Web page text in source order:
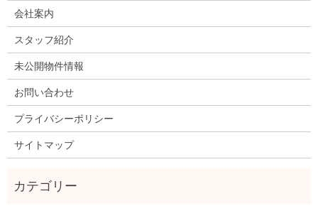
会社案内
スタッフ紹介
未公開物件情報
お問い合わせ
プライバシーポリシー
サイトマップ